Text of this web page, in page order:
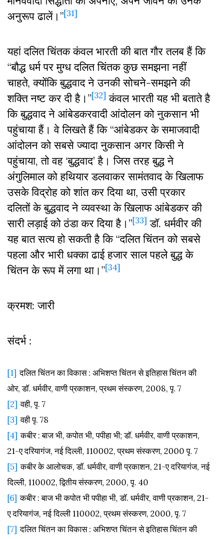
अनुरूप ढालें।”[31]
यहां दलित चिंतक कंवल भारती की बात गौर तलब हैं कि
“बौद्ध धर्म पर मुग्ध दलित चिंतक कुछ समझना नहीं
चाहते, क्योंकि बुद्धवाद ने उनकी सोचने-समझने की
शक्ति नष्ट कर दी है।”[32] कंवल भारती यह भी बताते है
कि बुद्धवाद ने आंबेडकरवादी आंदोलन को नुकसान भी
पहुंचाया हैं। वे लिखते हैं कि “आंबेडकर के समाजवादी
आंदोलन को सबसे ज्यादा नुकसान अगर किसी ने
पहुंचाया, तो वह ‘बुद्धवाद’ है। जिस तरह बुद्ध ने
अंगुलिमाल को हथियार डलवाकर सामंतवाद के खिलाफ
उसके विद्रोह को शांत कर दिया था, उसी प्रकार
दलितों के बुद्धवाद ने व्यवस्था के खिलाफ आंबेडकर की
सारी लड़ाई को ठंडा कर दिया है।”[33] डॉ. धर्मवीर की
यह बात सत्य हो सकती है कि “दलित चिंतन को सबसे
पहला और भारी धक्का ढाई हजार साल पहले बुद्ध के
चिंतन के रूप में लगा था।”[34]
क्रमश: जारी
संदर्भ :
[1] दलितचिंतनकाविकास : अभिशप्तचिंतनसेइतिहासचिंतनकी
ओर,डॉ. धर्मवीर,वाणीप्रकाशन,प्रथमसंस्करण, 2008,पृ. 7
[2] वही,पृ. 7
[3] वहीपृ. 78
[4] कबीर :बाजभी,कपोतभी,पपीहाभी;डॉ. धर्मवीर,वाणीप्रकाशन,
21-एदरियागंज,नईदिल्ली, 110002,प्रथमसंस्करण, 2000पृ. 7
[5] कबीरकेआलोचक,डॉ. धर्मवीर,वाणीप्रकाशन, 21-एदरियागंज,नई
दिल्ली, 110002,द्वितीयसंस्करण, 2000,पृ. 40
[6] कबीर :बाजभीकपोतभीपपीहाभी,डॉ. धर्मवीर,वाणीप्रकाशन, 21-
एदरियागंज,नईदिल्ली 110002,प्रथमसंस्करण, 2000,पृ. 7
[7] दलितचिंतनकाविकास : अभिशप्तचिंतनसेइतिहासचिंतनकी